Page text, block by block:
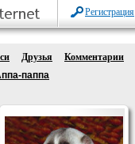
Регистрация
Друзья
Комментарии
паппа